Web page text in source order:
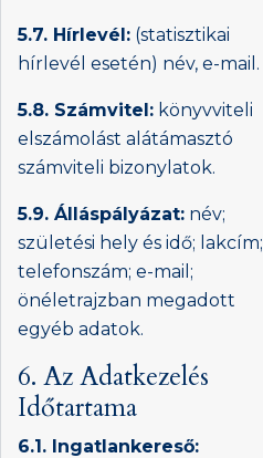
5.7. Hírlevél: (statisztikai
hírlevél esetén) név, e-mail.
5.8. Számvitel: könyvviteli
elszámolást alátámasztó
számviteli bizonylatok.
5.9. Álláspályázat: név;
születési hely és idő; lakcím;
telefonszám; e-mail;
önéletrajzban megadott
egyéb adatok.
6. Az Adatkezelés
Időtartama
6.1. Ingatlankereső: